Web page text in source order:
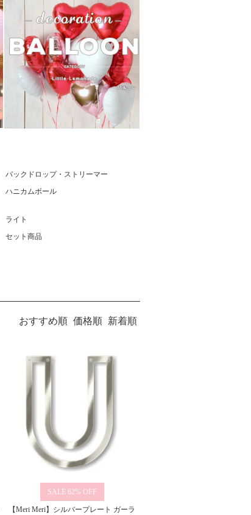
バックドロップ・ストリーマー
ハニカムボール
ライト
セット商品
おすすめ順 価格順 新着順
62%
【Meri Meri】シルバープレート ガーラ